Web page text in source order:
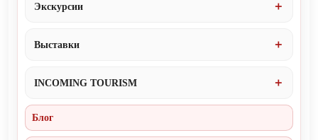
Экскурсии
Выставки
INCOMING TOURISM
Блог